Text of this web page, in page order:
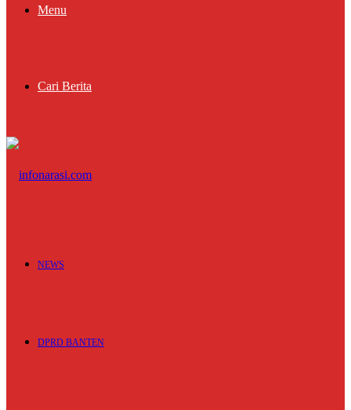
Menu
Cari Berita
NEWS
DPRD BANTEN